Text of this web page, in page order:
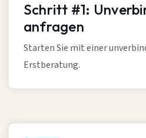
Schritt #1:
anfragen
Starten Sie mit einer
Erstberatung.